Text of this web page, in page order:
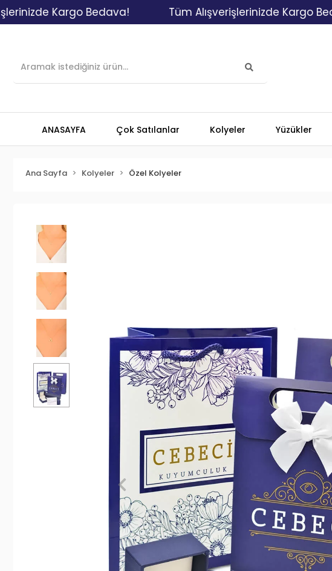
Kargo Bedava! Tüm Alışverişlerinizde Kargo Bedava!
ANASAYFA Çok Satılanlar Kolyeler Yüzükler
Ana Sayfa Kolyeler Özel Kolyeler